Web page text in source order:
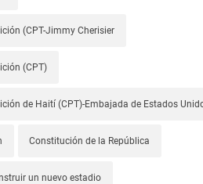
(CPT-Jimmy Cherisier
(CPT)
de Haití (CPT)-Embajada de Estados
Constitución de la República
un nuevo estadio